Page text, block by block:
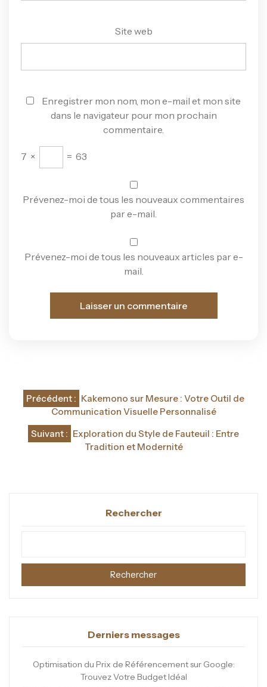
Site web
Enregistrer mon nom, mon e-mail et mon site
dans le navigateur pour mon prochain
commentaire.
7 × = 63
Prévenez-moi de tous les nouveaux commentaires
par e-mail.
Prévenez-moi de tous les nouveaux articles par e-
mail.
Navigation
l’article
Précédent : Kakemono sur Mesure : Votre Outil de
Communication Visuelle Personnalisé
Suivant : Exploration du Style de Fauteuil : Entre
Tradition et Modernité
Rechercher
Rechercher
Derniers messages
Optimisation du Prix de Référencement sur Google:
Trouvez Votre Budget Idéal